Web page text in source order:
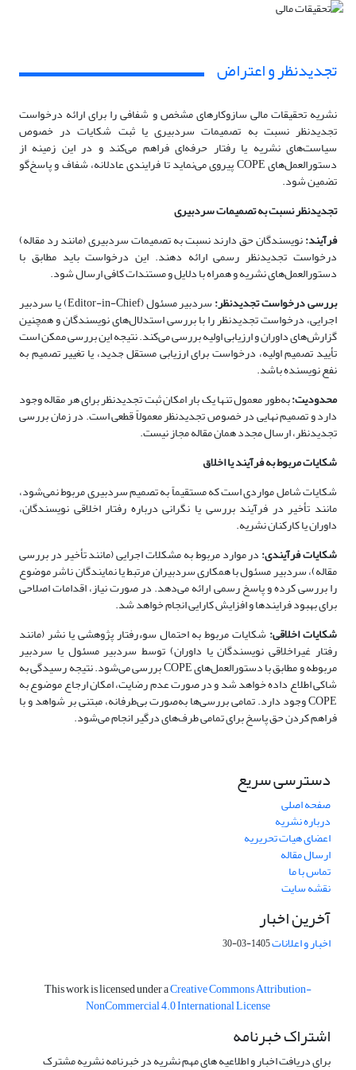
تجدیدنظر و اعتراض
نشریه تحقیقات مالی سازوکارهای مشخص و شفافی را برای ارائه درخواست
تجدیدنظر نسبت به تصمیمات سردبیری یا ثبت شکایات در خصوص
سیاست‌های نشریه یا رفتار حرفه‌ای فراهم می‌کند و در این زمینه از
دستورالعمل‌های COPE پیروی می‌نماید تا فرایندی عادلانه، شفاف و پاسخ‌گو
تضمین شود.
تجدیدنظر نسبت به تصمیمات سردبیری
فرآیند:نویسندگان حق دارند نسبت به تصمیمات سردبیری (مانند رد مقاله)
درخواست تجدیدنظر رسمی ارائه دهند. این درخواست باید مطابق با
دستورالعمل‌های نشریه و همراه با دلایل و مستندات کافی ارسال شود.
بررسی درخواست تجدیدنظر:
سردبیر مسئول (Editor-in-Chief) یا سردبیر
اجرایی، درخواست تجدیدنظر را با بررسی استدلال‌های نویسندگان و همچنین
گزارش‌های داوران و ارزیابی اولیه بررسی می‌کند. نتیجه این بررسی ممکن است
تأیید تصمیم اولیه، درخواست برای ارزیابی مستقل جدید، یا تغییر تصمیم به
نفع نویسنده باشد.
محدودیت:به‌طور معمول تنها یک بار امکان ثبت تجدیدنظر برای هر مقاله وجود
دارد و تصمیم نهایی در خصوص تجدیدنظر معمولاً قطعی است. در زمان بررسی
تجدیدنظر، ارسال مجدد همان مقاله مجاز نیست.
شکایات مربوط به فرآیند یا اخلاق
شکایات شامل مواردی است که مستقیماً به تصمیم سردبیری مربوط نمی‌شود،
مانند تأخیر در فرآیند بررسی یا نگرانی درباره رفتار اخلاقی نویسندگان،
داوران یا کارکنان نشریه.
شکایات فرآیندی:در موارد مربوط به مشکلات اجرایی (مانند تأخیر در بررسی
مقاله)، سردبیر مسئول با همکاری سردبیران مرتبط یا نمایندگان ناشر موضوع
را بررسی کرده و پاسخ رسمی ارائه می‌دهد. در صورت نیاز، اقدامات اصلاحی
برای بهبود فرایندها و افزایش کارایی انجام خواهد شد.
شکایات اخلاقی: شکایات مربوط به احتمال سوءرفتار پژوهشی یا نشر (مانند
رفتار غیراخلاقی نویسندگان یا داوران) توسط سردبیر مسئول یا سردبیر
مربوطه و مطابق با دستورالعمل‌های COPE بررسی می‌شود. نتیجه رسیدگی به
شاکی اطلاع داده خواهد شد و در صورت عدم رضایت، امکان ارجاع موضوع به
COPE وجود دارد. تمامی بررسی‌ها به‌صورت بی‌طرفانه، مبتنی بر شواهد و با
فراهم کردن حق پاسخ برای تمامی طرف‌های درگیر انجام می‌شود.
دسترسی سریع
صفحه اصلی
درباره نشریه
اعضای هیات تحریریه
ارسال مقاله
تماس با ما
نقشه سایت
آخرین اخبار
اخبار و اعلانات1405-03-30
This work is licensed under aCreative Commons Attribution-
NonCommercial 4.0 International License
اشتراک خبرنامه
برای دریافت اخبار و اطلاعیه های مهم نشریه در خبرنامه نشریه مشترک